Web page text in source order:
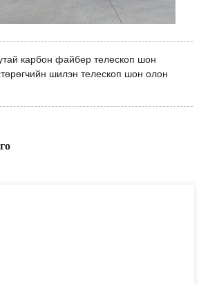
карбон файбер телескоп шон
шилэн телескоп шон олон